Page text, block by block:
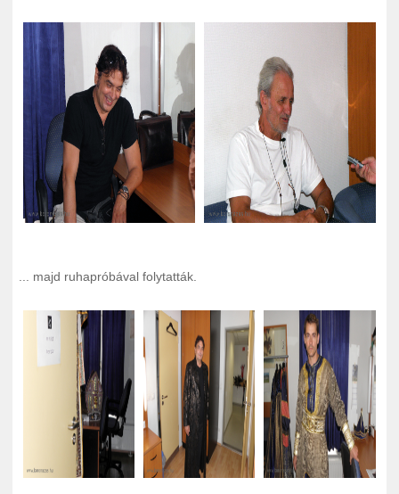
... majd ruhapróbával folytatták.